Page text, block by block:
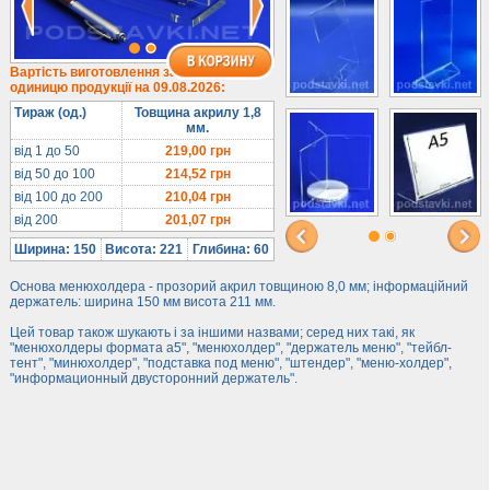
Під євробуклет
Під мобільні
Під біжутерію
Гірки та подіуми
Під косметику
Під солодке
Для хот-догів
Лототрони
Ящики з акрилу
Цінники
Засоби захисту
Інформ. стенди
Підлогові стійки
Вартість виготовлення за
одиницю продукції на 09.08.2026:
Тираж (од.)
Товщина акрилу 1,8
мм.
від 1 до 50
219,00грн
від 50 до 100
214,52грн
від 100 до 200
210,04грн
від 200
201,07грн
Ширина: 150
Висота: 221 Глибина: 60
Основа менюхолдера - прозорий акрил товщиною 8,0 мм; інформаційний
держатель: ширина 150 мм висота 211 мм.
Цей товар також шукають і за іншими назвами; серед них такі, як
"менюхолдеры формата а5", "менюхолдер", "держатель меню", "тейбл-
тент", "минюхолдер", "подставка под меню", "штендер", "меню-холдер",
"информационный двусторонний держатель".